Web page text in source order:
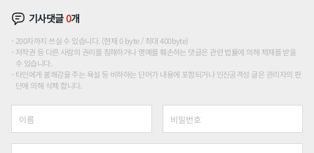
기사댓글0개
200자까지 쓰실 수 있습니다. (현재 0 byte / 최대 400byte)
저작권 등 다른 사람의 권리를 침해하거나 명예를 훼손하는 댓글은 관련 법률에 의해 제재를 받을
수 있습니다.
타인에게 불쾌감을 주는 욕설 등 비하하는 단어가 내용에 포함되거나 인신공격성 글은 관리자의 판
단에 의해 삭제 합니다.